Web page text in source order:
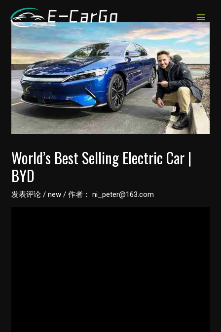
MAIN
World’s Best Selling Electric Car |
BYD
发表评论 /new / 作者： ni_peter@163.com